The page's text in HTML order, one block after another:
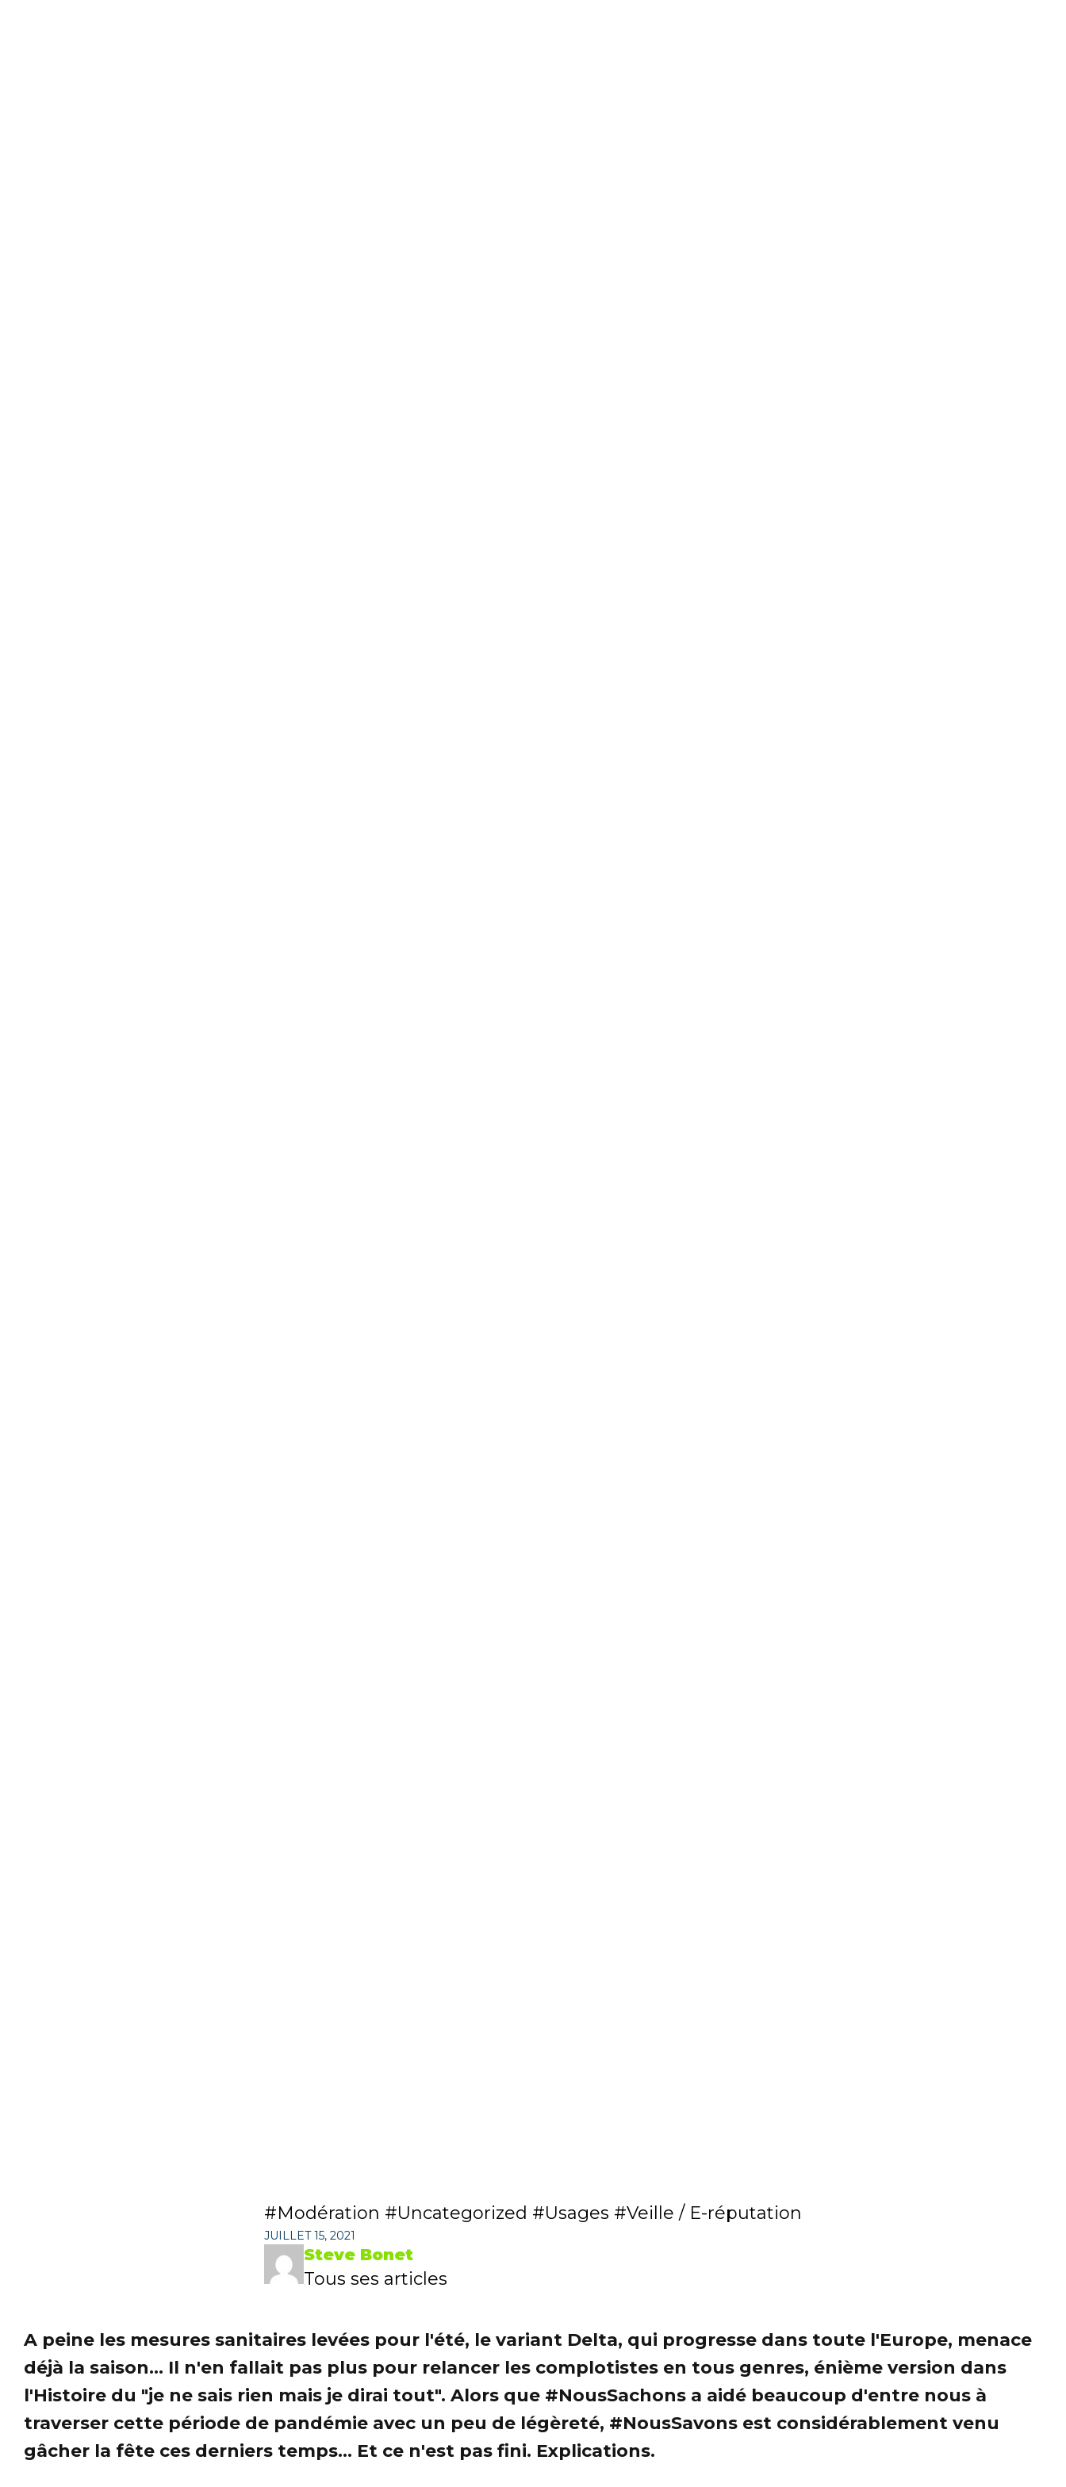
Modération Uncategorized Usages Veille / E-réputation
JUILLET 15, 2021
Steve Bonet
Tous ses articles
A peine les mesures sanitaires levées pour l'été, le variant Delta, qui progresse dans toute l'Europe, menace
déjà la saison... Il n'en fallait pas plus pour relancer les complotistes en tous genres, énième version dans
l'Histoire du "je ne sais rien mais je dirai tout". Alors que #NousSachons a aidé beaucoup d'entre nous à
traverser cette période de pandémie avec un peu de légèreté, #NousSavons est considérablement venu
gâcher la fête ces derniers temps... Et ce n'est pas fini. Explications.